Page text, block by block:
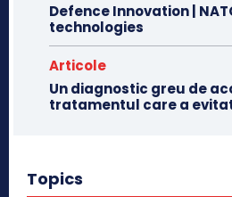
Defence Innovation |
technologies
Articole
Un diagnostic greu de
tratamentul care a
Topics